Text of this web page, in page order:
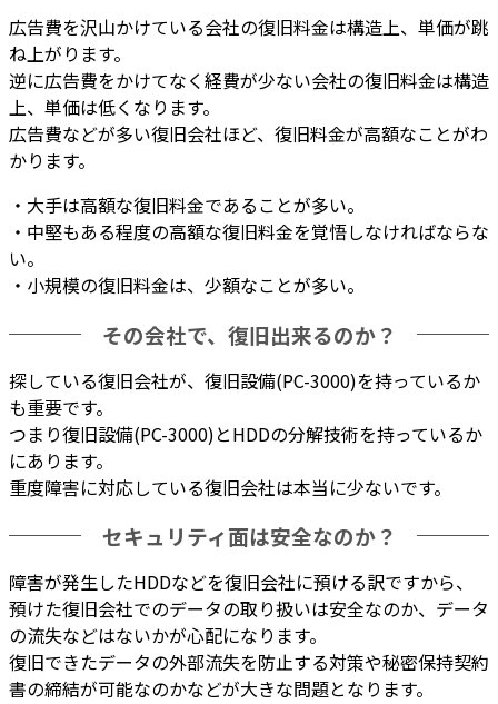
広告費を沢山かけている会社の復旧料金は構造上、単価が跳
ね上がります。
逆に広告費をかけてなく経費が少ない会社の復旧料金は構造
上、単価は低くなります。
広告費などが多い復旧会社ほど、復旧料金が高額なことがわ
かります。
・大手は高額な復旧料金であることが多い。
・中堅もある程度の高額な復旧料金を覚悟しなければならな
い。
・ 小規模の復旧料金は、少額なことが多い。
その会社で、復旧出来るのか？
探している復旧会社が、復旧設備(PC-3000)を持っているか
も重要です。
つまり復旧設備(PC-3000)とHDDの分解技術を持っているか
にあります。
重度障害に対応している復旧会社は本当に少ないです。
セキュリティ面は安全なのか？
障害が発生したHDDなどを復旧会社に預ける訳ですから、
預けた復旧会社でのデータの取り扱いは安全なのか、データ
の流失などはないかが心配になります。
復旧できたデータの外部流失を防止する対策や秘密保持契約
書の締結が可能なのかなどが大きな問題となります。